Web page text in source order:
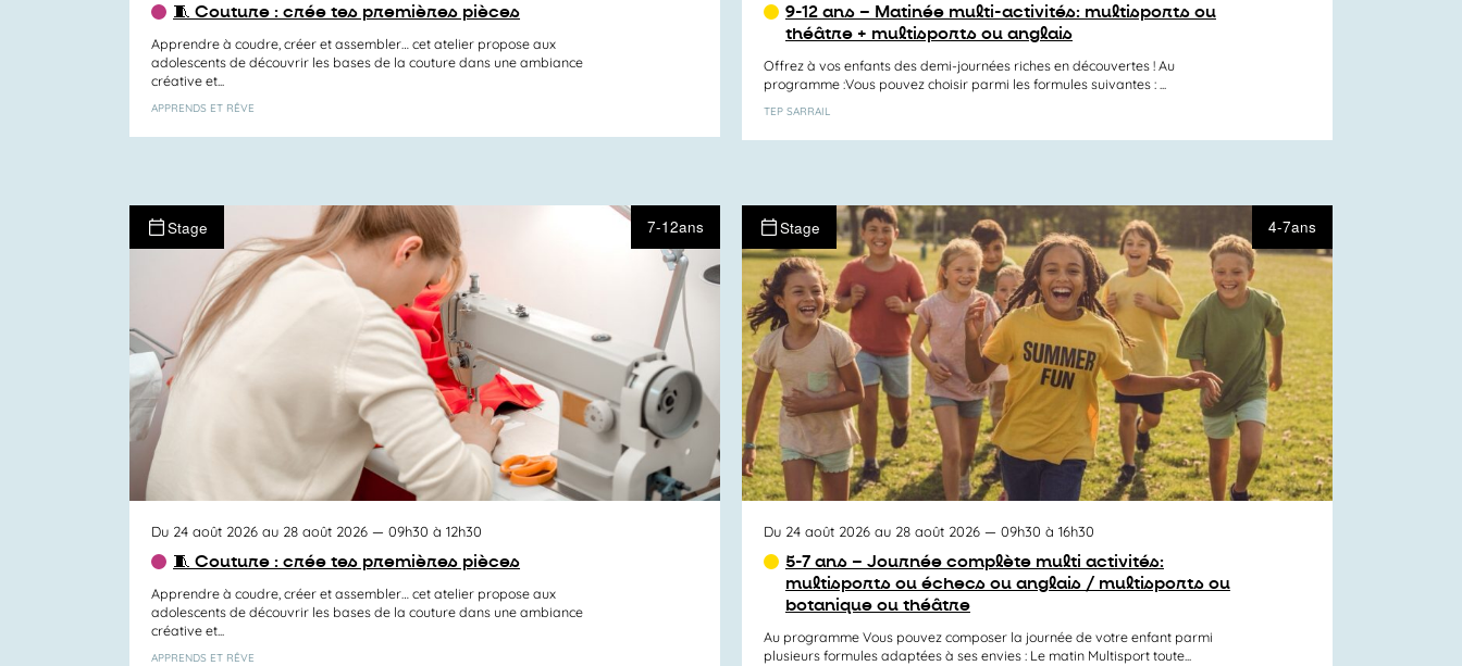
🧵 Couture : crée tes premières pièces
Apprendre à coudre, créer et assembler… cet atelier propose aux
adolescents de découvrir les bases de la couture dans une ambiance
créative et...
APPRENDS ET RÊVE
9-12 ans – Matinée multi-activités: multisports ou
théâtre + multisports ou anglais
Offrez à vos enfants des demi-journées riches en découvertes ! Au
programme :Vous pouvez choisir parmi les formules suivantes : ...
TEP SARRAIL
Stage 7-12ans
Du 24 août 2026 au 28 août 2026 — 09h30 à 12h30
🧵 Couture : crée tes premières pièces
Apprendre à coudre, créer et assembler… cet atelier propose aux
adolescents de découvrir les bases de la couture dans une ambiance
créative et...
APPRENDS ET RÊVE
Stage 4-7ans
Du 24 août 2026 au 28 août 2026— 09h30 à 16h30
5-7 ans – Journée complète multi activités:
multisports ou échecs ou anglais / multisports ou
botanique ou théâtre
Au programme Vous pouvez composer la journée de votre enfant parmi
plusieurs formules adaptées à ses envies : Le matin Multisport toute...